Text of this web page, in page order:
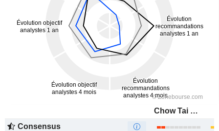
Chow Tai Seng Jewellery Co., Ltd.
Consensus